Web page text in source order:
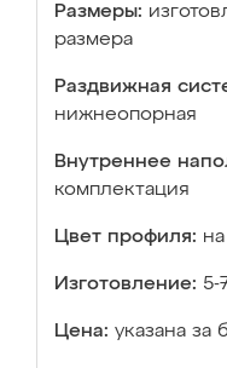
Размеры:
размера
Раздвижная
нижнеопорная
Внутреннее
комплектация
Цвет профиля:
Изготовление: 5-
Цена: указана за